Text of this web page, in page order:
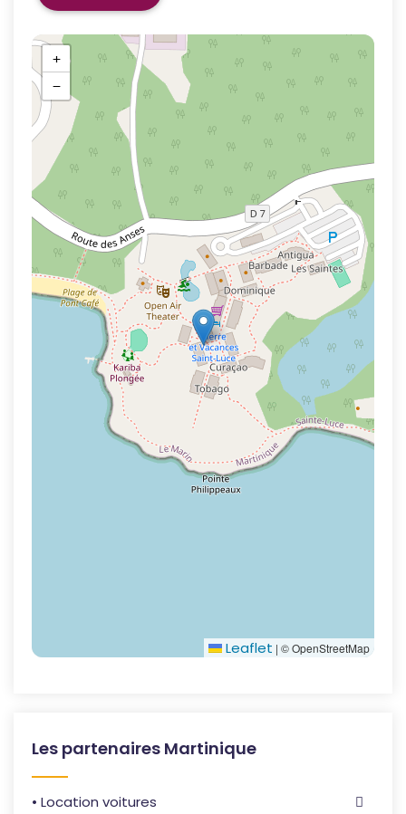
+
−
Leaflet | © OpenStreetMap
Les partenaires Martinique
• Location voitures